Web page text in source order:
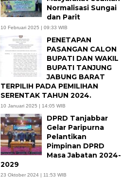
Normalisasi Sungai
dan Parit
10 Februari 2025 | 09:33 WIB
PENETAPAN
PASANGAN CALON
BUPATI DAN WAKIL
BUPATI TANJUNG
JABUNG BARAT
TERPILIH PADA PEMILIHAN
SERENTAK TAHUN 2024.
10 Januari 2025 | 14:05 WIB
DPRD Tanjabbar
Gelar Paripurna
Pelantikan
Pimpinan DPRD
Masa Jabatan 2024-
2029
23 Oktober 2024 | 11:53 WIB